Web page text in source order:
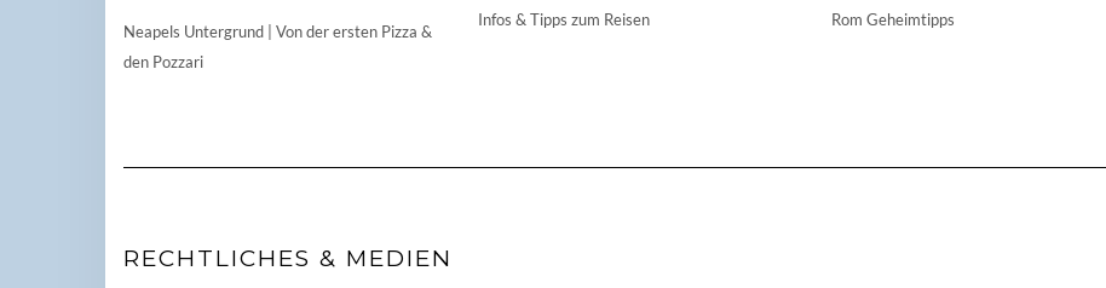
Neapels Untergrund | Von der ersten Pizza &
den Pozzari
Infos & Tipps zum Reisen Rom Geheimtipps
RECHTLICHES & MEDIEN